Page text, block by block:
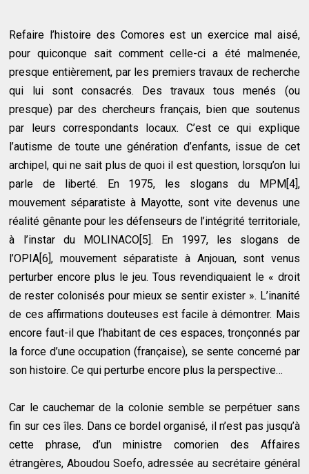
Refaire l’histoire des Comores est un exercice mal aisé,
pour quiconque sait comment celle-ci a été malmenée,
presque entièrement, par les premiers travaux de recherche
qui lui sont consacrés. Des travaux tous menés (ou
presque) par des chercheurs français, bien que soutenus
par leurs correspondants locaux. C’est ce qui explique
l’autisme de toute une génération d’enfants, issue de cet
archipel, qui ne sait plus de quoi il est question, lorsqu’on lui
parle de liberté. En 1975, les slogans du MPM[4],
mouvement séparatiste à Mayotte, sont vite devenus une
réalité gênante pour les défenseurs de l’intégrité territoriale,
à l’instar du MOLINACO[5]. En 1997, les slogans de
l’OPIA[6], mouvement séparatiste à Anjouan, sont venus
perturber encore plus le jeu. Tous revendiquaient le « droit
de rester colonisés pour mieux se sentir exister ». L’inanité
de ces affirmations douteuses est facile à démontrer. Mais
encore faut-il que l’habitant de ces espaces, tronçonnés par
la force d’une occupation (française), se sente concerné par
son histoire. Ce qui perturbe encore plus la perspective…
Car le cauchemar de la colonie semble se perpétuer sans
fin sur ces îles. Dans ce bordel organisé, il n’est pas jusqu’à
cette phrase, d’un ministre comorien des Affaires
étrangères, Aboudou Soefo, adressée au secrétaire général